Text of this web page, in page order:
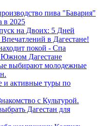
пива "Бавария"
в 2025
на Двоих: 5 Дней
в Дагестане!
покой - Спа
Южном Дагестане
выбирают молодежные
и активные туры по
с Культурой.
Дагестан для